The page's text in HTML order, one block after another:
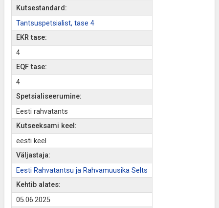
Kutsestandard:
Tantsuspetsialist, tase 4
EKR tase:
4
EQF tase:
4
Spetsialiseerumine:
Eesti rahvatants
Kutseeksami keel:
eesti keel
Väljastaja:
Eesti Rahvatantsu ja Rahvamuusika Selts
Kehtib alates:
05.06.2025